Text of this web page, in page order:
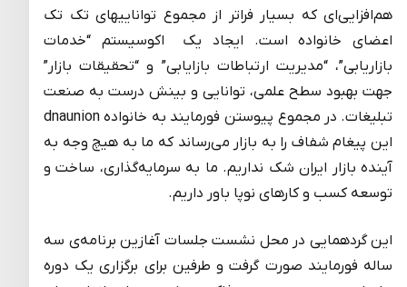
هم‌افزایی‌ای که بسیار فراتر از مجموع تواناییهای تک تک
اعضای خانواده است. ایجاد یک اکوسیستم “خدمات
بازاریابی”، “مدیریت ارتباطات بازایابی” و “تحقیقات بازار”
جهت بهبود سطح علمی، توانایی و بینش درست به صنعت
تبلیغات. در مجموع پیوستن فورمایند به خانواده dnaunion
این پیغام شفاف را به بازار می‌رساند که ما به هیچ وجه به
آینده بازار ایران شک نداریم. ما به سرمایه‌گذاری، ساخت و
توسعه کسب و کارهای نوپا باور داریم.
این گردهمایی در محل نشست جلسات آغازین برنامه‌ی سه
ساله فورمایند صورت گرفت و طرفین برای برگزاری یک دوره